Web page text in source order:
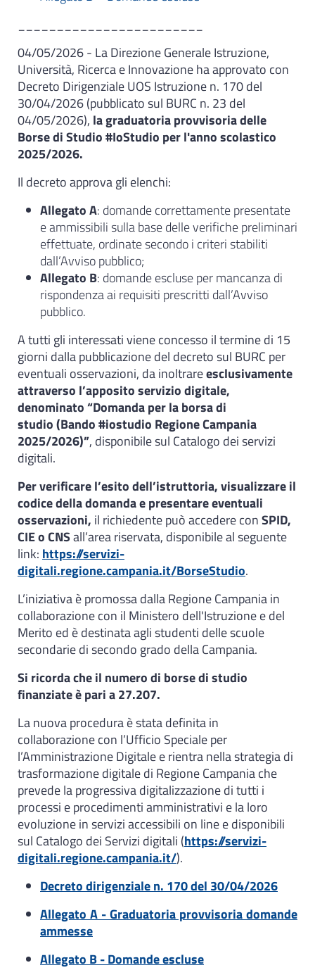
04/05/2026 - La Direzione Generale Istruzione,
Università, Ricerca e Innovazione ha approvato con
Decreto Dirigenziale UOS Istruzione n. 170 del
30/04/2026 (pubblicato sul BURC n. 23 del
04/05/2026), la graduatoria provvisoria delle
Borse di Studio #IoStudio per l'anno scolastico
2025/2026.
Il decreto approva gli elenchi:
Allegato A: domande correttamente presentate
e ammissibili sulla base delle verifiche preliminari
effettuate, ordinate secondo i criteri stabiliti
dall’Avviso pubblico;
Allegato B: domande escluse per mancanza di
rispondenza ai requisiti prescritti dall’Avviso
pubblico.
A tutti gli interessati viene concesso il termine di 15
giorni dalla pubblicazione del decreto sul BURC per
eventuali osservazioni, da inoltrareesclusivamente
attraverso l’apposito servizio digitale,
denominato “Domanda per la borsa di
studio (Bando #iostudio Regione Campania
2025/2026)”, disponibile sul Catalogo dei servizi
digitali.
Per verificare l’esito dell’istruttoria, visualizzare il
codice della domanda e presentare eventuali
osservazioni, il richiedente può accedere conSPID,
CIE o CNSall’area riservata, disponibile al seguente
link: https://servizi-
digitali.regione.campania.it/BorseStudio.
L’iniziativa è promossa dalla Regione Campania in
collaborazione con il Ministero dell'Istruzione e del
Merito ed è destinata agli studenti delle scuole
secondarie di secondo grado della Campania.
Si ricorda che il numero di borse di studio
finanziate è pari a 27.207.
La nuova procedura è stata definita in
collaborazione con l’Ufficio Speciale per
l’Amministrazione Digitale e rientra nella strategia di
trasformazione digitale di Regione Campania che
prevede la progressiva digitalizzazione di tutti i
processi e procedimenti amministrativi e la loro
evoluzione in servizi accessibili on line e disponibili
sul Catalogo dei Servizi digitali (https://servizi-
digitali.regione.campania.it/).
Decreto dirigenziale n. 170 del 30/04/2026
Allegato A - Graduatoria provvisoria domande
ammesse
Allegato B - Domande escluse